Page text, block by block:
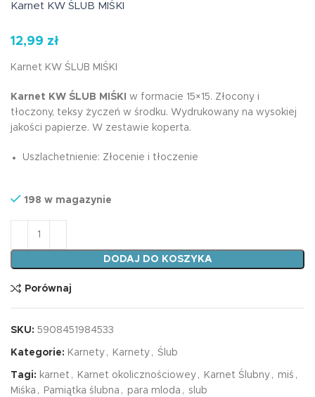
Karnet KW ŚLUB MIŚKI
12,99 zł
Karnet KW ŚLUB MIŚKI
Karnet KW ŚLUB MIŚKI w formacie 15×15. Złocony i
tłoczony, teksy życzeń w środku. Wydrukowany na wysokiej
jakości papierze. W zestawie koperta.
Uszlachetnienie: Złocenie i tłoczenie
198 w magazynie
ilość Karnet KW ŚLUB MIŚKI
DODAJ DO KOSZYKA
Porównaj
SKU: 5908451984533
Kategorie: Karnety , Karnety , Ślub
Tagi: karnet , Karnet okolicznościowey , Karnet Ślubny , miś ,
Miśka , Pamiątka ślubna , para mloda , slub